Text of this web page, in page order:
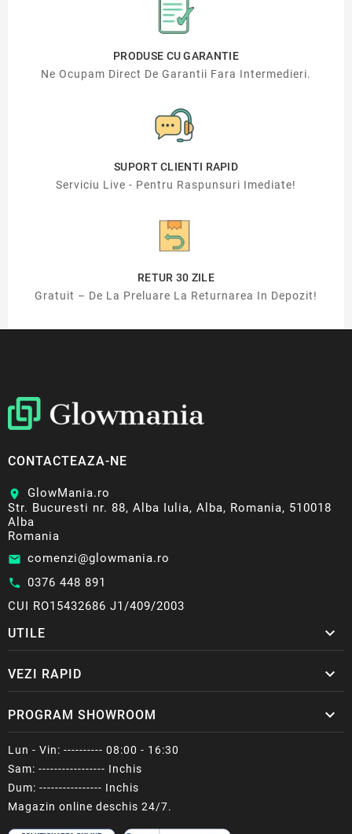
PRODUSE CU GARANTIE
Ne Ocupam Direct De Garantii Fara Intermedieri.
SUPORT CLIENTI RAPID
Serviciu Live - Pentru Raspunsuri Imediate!
RETUR 30 ZILE
Gratuit – De La Preluare La Returnarea In Depozit!
CONTACTEAZA-NE
location_on
GlowMania.ro
Str. Bucuresti nr. 88, Alba Iulia, Alba, Romania, 510018
Alba
Romania
email comenzi@glowmania.ro
call 0376 448 891
CUI RO15432686 J1/409/2003
UTILE 
VEZI RAPID 
PROGRAM SHOWROOM 
Lun - Vin: ---------- 08:00 - 16:30
Sam: ----------------- Inchis
Dum: ---------------- Inchis
Magazin online deschis 24/7.